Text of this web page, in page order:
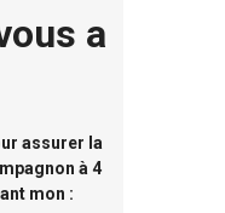
a
assurer la
à 4
mon :